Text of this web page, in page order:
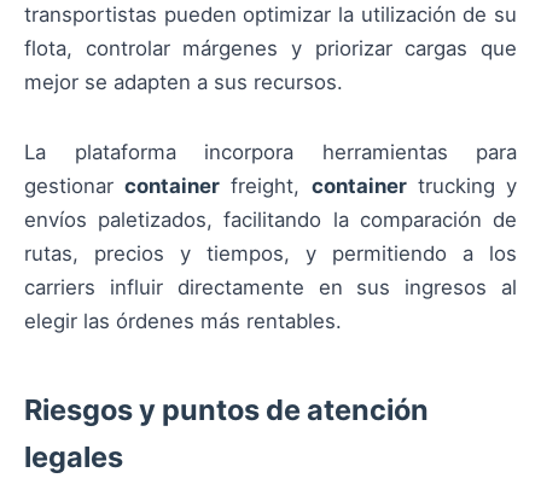
transportistas pueden optimizar la utilización de su
flota, controlar márgenes y priorizar cargas que
mejor se adapten a sus recursos.
La plataforma incorpora herramientas para
gestionarcontainer freight, containertrucking y
envíos paletizados, facilitando la comparación de
rutas, precios y tiempos, y permitiendo a los
carriers influir directamente en sus ingresos al
elegir las órdenes más rentables.
Riesgos y puntos de atención
legales